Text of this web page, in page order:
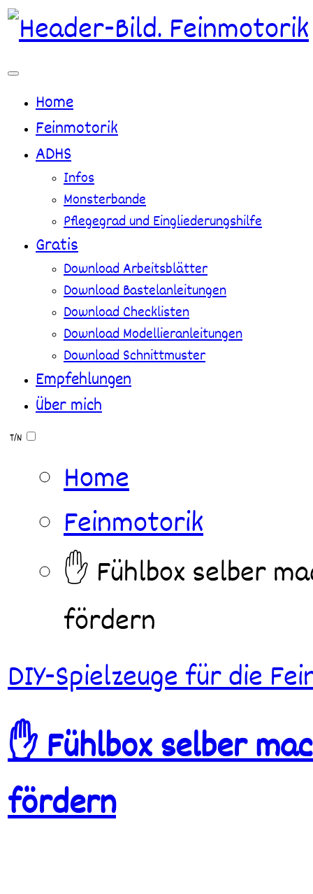
Zum
Inhalt
Home
Feinmotorik
ADHS
Infos
Monsterbande
Pflegegrad und Eingliederungshilfe
Gratis
Download Arbeitsblätter
Download Bastelanleitungen
Download Checklisten
Download Modellieranleitungen
Download Schnittmuster
Empfehlungen
Über mich
T/N
Home
Feinmotorik
✋ Fühlbox selber
fördern
DIY-Spielzeuge für die
✋ Fühlbox selber
fördern